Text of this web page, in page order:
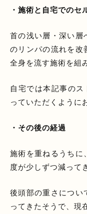
・施術と自宅でのセ
首の浅い層・深い層
のリンパの流れを改
全身を流す施術を組
自宅では本記事の
っていただくように
・その後の経過
施術を重ねるうちに
度が少しずつ減って
後頭部の重さについ
ってきたそうで、現